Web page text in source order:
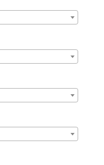
main
instead.